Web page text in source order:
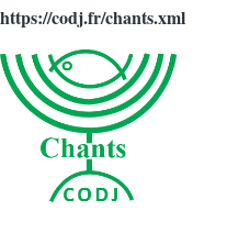
https://codj.fr/chants.xml